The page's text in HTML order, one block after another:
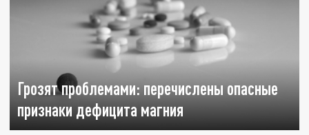
Грозят проблемами: перечислены опасные
признаки дефицита магния